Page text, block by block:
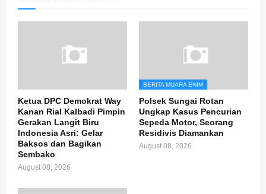
Ketua DPC Demokrat Way
Kanan Rial Kalbadi Pimpin
Gerakan Langit Biru
Indonesia Asri: Gelar
Baksos dan Bagikan
Sembako
August 08, 2026
BERITA MUARA ENIM
Polsek Sungai Rotan
Ungkap Kasus Pencurian
Sepeda Motor, Seorang
Residivis Diamankan
August 08, 2026